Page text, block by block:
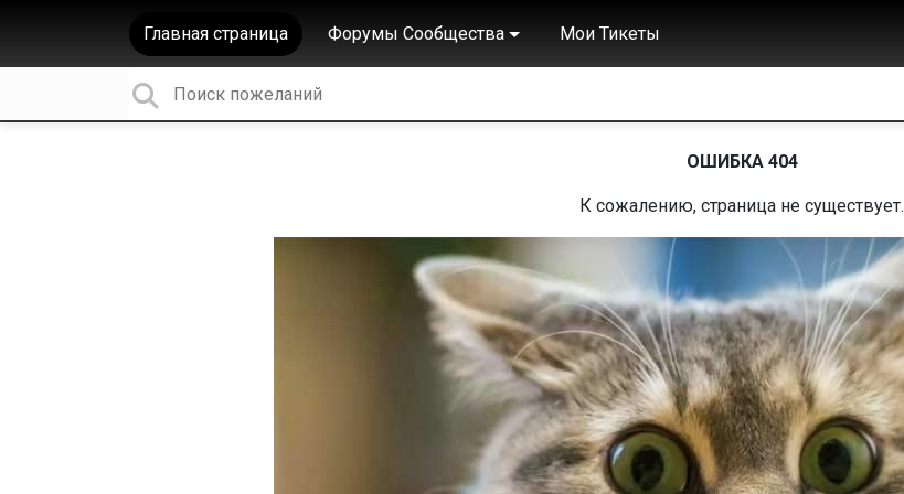
Главная страница Форумы Сообщества Мои Тикеты
ОШИБКА 404
К сожалению, страница не существует.